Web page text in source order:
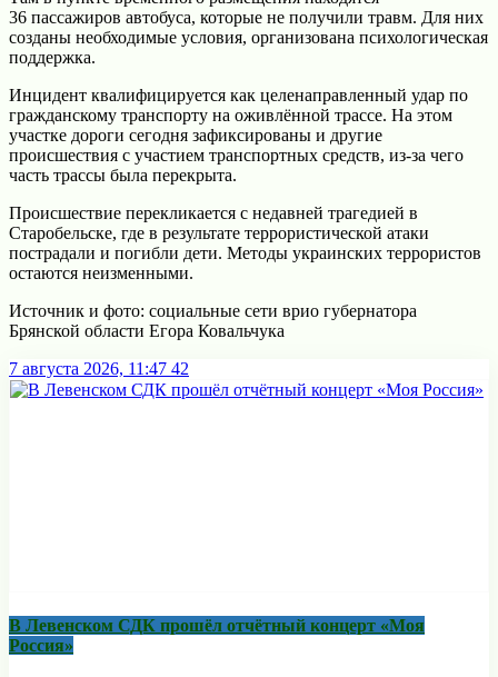
36 пассажиров автобуса, которые не получили травм. Для них
созданы необходимые условия, организована психологическая
поддержка.
Инцидент квалифицируется как целенаправленный удар по
гражданскому транспорту на оживлённой трассе. На этом
участке дороги сегодня зафиксированы и другие
происшествия с участием транспортных средств, из-за чего
часть трассы была перекрыта.
Происшествие перекликается с недавней трагедией в
Старобельске, где в результате террористической атаки
пострадали и погибли дети. Методы украинских террористов
остаются неизменными.
Источник и фото: социальные сети врио губернатора
Брянской области Егора Ковальчука
7 августа 2026, 11:47 42
В Левенском СДК прошёл отчётный концерт «Моя
Россия»